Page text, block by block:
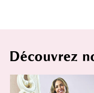
Découvrez